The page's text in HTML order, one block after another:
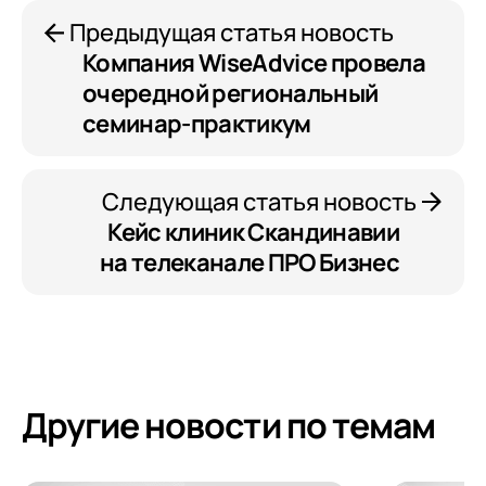
Предыдущая статья новость
Компания WiseAdvice провела
очередной региональный
семинар-практикум
Следующая статья новость
Кейс клиник Скандинавии
на телеканале ПРО Бизнес
Другие новости по темам